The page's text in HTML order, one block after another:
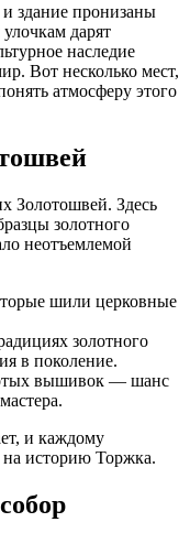
здание пронизаны
дарят
наследие
Вот несколько мест,
атмосферу этого
Золотошвей. Здесь
золотного
неотъемлемой
шили церковные
золотного
в поколение.
вышивок — шанс
и каждому
на историю Торжка.
собор